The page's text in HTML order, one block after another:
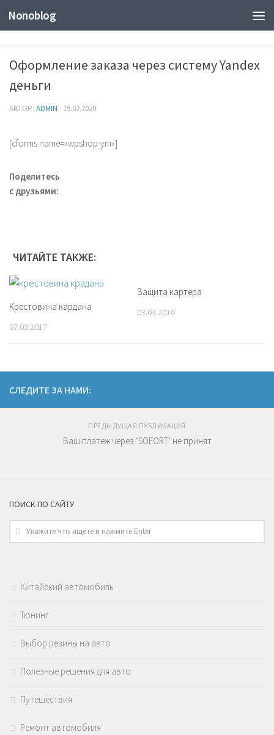
Nonoblog
Оформление заказа через систему Yandex
деньги
АВТОР: ADMIN · 19.02.2020
[cforms name=»wpshop-ym»]
Поделитесь
с друзьями:
ЧИТАЙТЕ ТАКЖЕ:
Крестовина кардана
07.02.2017
Защита картера
03.03.2016
СЛЕДИТЕ ЗА НАМИ:
ПРЕДЫДУЩАЯ ПУБЛИКАЦИЯ
Ваш платеж через ‘SOFORT’ не принят
ПОИСК ПО САЙТУ
Китайский автомобиль
Тюнинг
Выбор резины на авто
Полезные решения для авто
Путешествия
Ремонт автомобиля